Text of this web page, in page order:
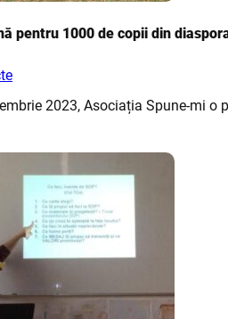
pentru 1000 de copii din
2023, Asociația Spune-mi